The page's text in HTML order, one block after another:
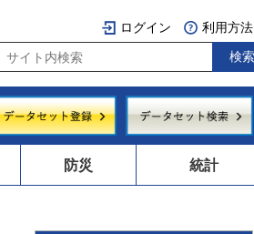
ログイン 利用方法
防災 統計